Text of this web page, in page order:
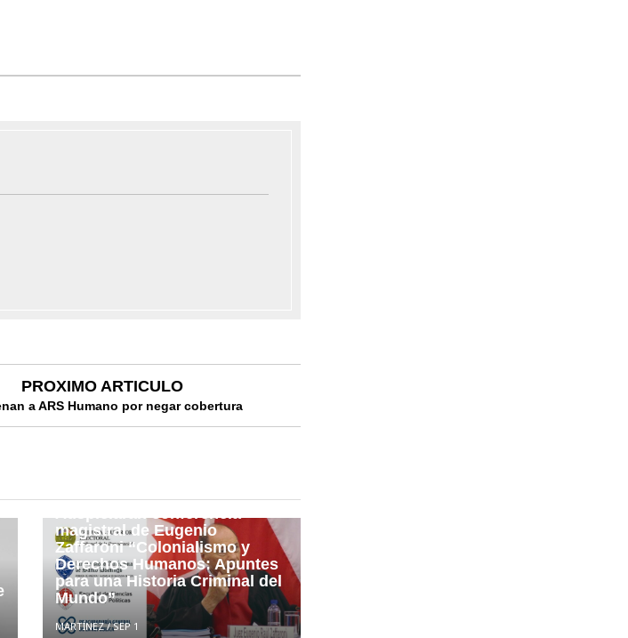
PROXIMO ARTICULO
a ARS Humano por negar cobertura
TSE, UASD y Procuraduría
magistral de Eugenio
Zaffaroni “Colonialismo y
Derechos Humanos: Apuntes
para una Historia Criminal del
Mundo”
MARTÍNEZ/SEP 1